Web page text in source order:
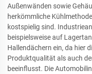
Außenwänden sowie
herkömmliche
kostspielig sind.
beispielsweise auf
Hallendächern ein, da hier
Produktqualität als auch
beeinflusst. Die